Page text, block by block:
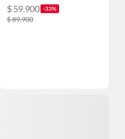
$ 59.900 -33%
$ 89.900